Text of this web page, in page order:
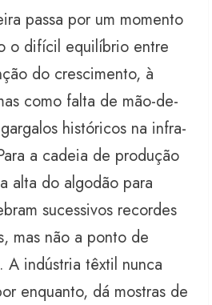
passa por um momento
o difícil equilíbrio entre
do crescimento, à
como falta de mão-de-
históricos na infra-
a cadeia de produção
alta do algodão para
sucessivos recordes
mas não a ponto de
A indústria têxtil nunca
enquanto, dá mostras de